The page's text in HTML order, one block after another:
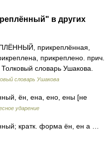
в других
прикреплённая,
прикреплено. прич.
словарь Ушакова.
словарь Ушакова
ён, ена, ено, ены [не
ударение
кратк. форма ён, ен а …